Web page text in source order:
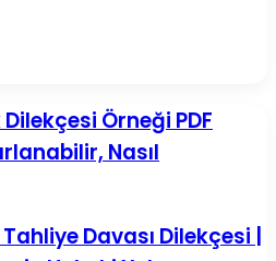
Örneği PDF
Nasıl
Davası Dilekçesi |